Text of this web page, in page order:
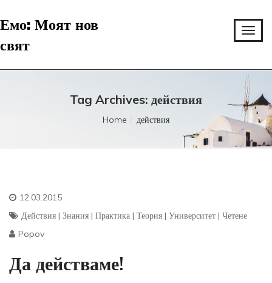
Емо: Моят нов
свят
Tag Archives: действия
Home действия
12.03.2015
Действия | Знания | Практика | Теория | Университет | Четене
Popov
Да действаме!